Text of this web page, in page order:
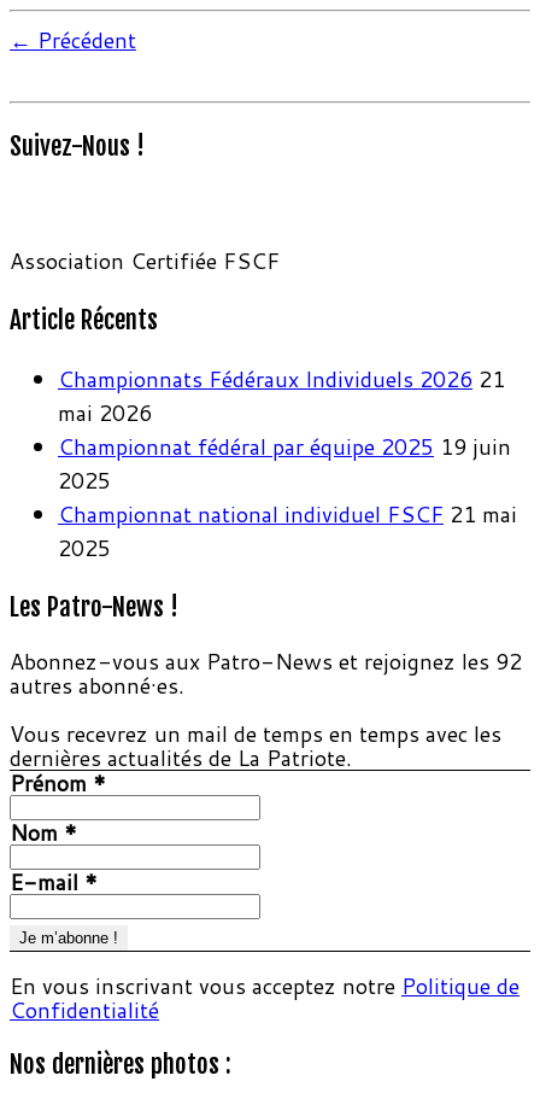
← Précédent
Suivez-Nous !
Association Certifiée FSCF
Article Récents
Championnats Fédéraux Individuels 2026 21
mai 2026
Championnat fédéral par équipe 2025 19 juin
2025
Championnat national individuel FSCF 21 mai
2025
Les Patro-News !
Abonnez-vous aux Patro-News et rejoignez les 92
autres abonné·es.
Vous recevrez un mail de temps en temps avec les
dernières actualités de La Patriote.
Prénom *
Nom *
E-mail *
En vous inscrivant vous acceptez notre Politique de
Confidentialité
Nos dernières photos :